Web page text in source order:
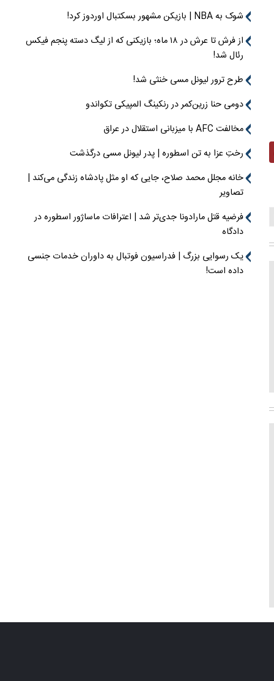
شوک به NBA | بازیکن مشهور بسکتبال اوردوز کرد!
از فرش تا عرش در ۱۸ ماه؛ بازیکنی که از لیگ دسته پنجم فیکس
رئال شد!
طرح ترور لیونل مسی خنثی شد!
دومی حنا زرین‌کمر در رنکینگ المپیکی تکواندو
مخالفت AFC با میزبانی استقلال در عراق
رختِ عزا به تن اسطوره | پدر لیونل مسی درگذشت
خانه مجلل محمد صلاح، جایی که او مثل پادشاه زندگی می‌کند |
تصاویر
فرضیه قتل مارادونا جدی‌تر شد | اعترافات ماساژور اسطوره در
دادگاه
یک رسوایی بزرگ | فدراسیون فوتبال به داوران خدمات جنسی
داده است!